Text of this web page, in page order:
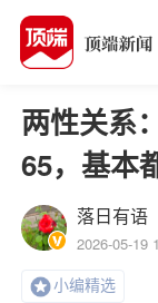
两性关系
65，基本
落日有语
2026-05-19
小编精选